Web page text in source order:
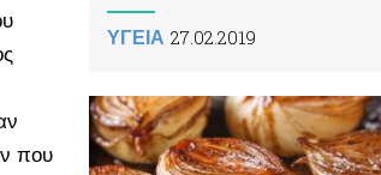
που
ΥΓΕΙΑ 27.02.2019